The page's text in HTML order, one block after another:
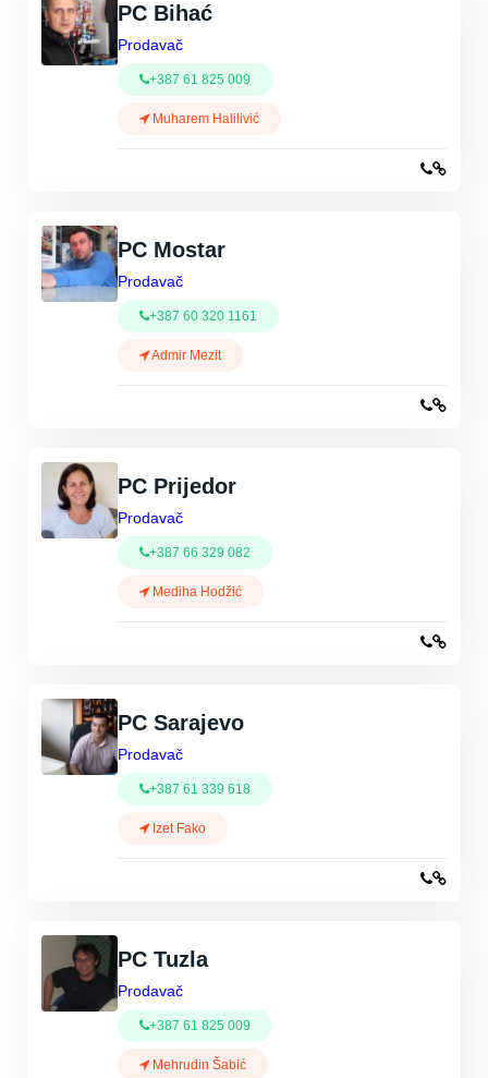
PC Bihać
Prodavač
+387 61 825 009
Muharem Halilivić
PC Mostar
Prodavač
+387 60 320 1161
Admir Mezit
PC Prijedor
Prodavač
+387 66 329 082
Mediha Hodžić
PC Sarajevo
Prodavač
+387 61 339 618
Izet Fako
PC Tuzla
Prodavač
+387 61 825 009
Mehrudin Šabić